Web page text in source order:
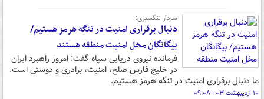
سردار تنگسیری:
دنبال برقراری امنیت در تنگه هرمز هستیم/
بیگانگان مخل امنیت منطقه هستند
فرمانده نیروی دریایی سپاه گفت: امروز راهبرد ایران
در خلیج فارس صلح، امنیت، برادری و دوستی است.
ما دنبال برقراری امنیت در تنگه هرمز هستیم.
۱۰ اردیبهشت ۰۳ - ۰۹:۰۸